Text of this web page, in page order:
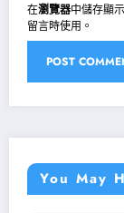
在瀏覽器中儲存顯
留言時使用。
You May